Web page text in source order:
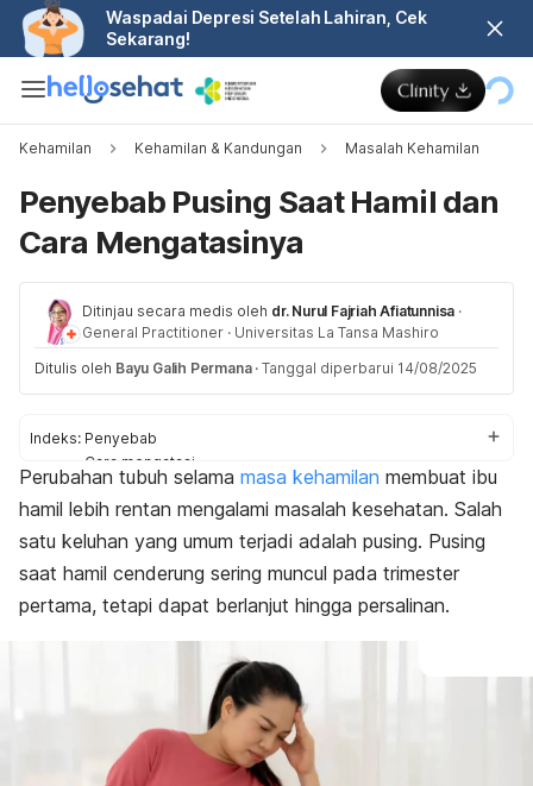
Waspadai Depresi Setelah Lahiran, Cek
Sekarang!
Kehamilan Kehamilan & Kandungan Masalah Kehamilan
Penyebab Pusing Saat Hamil dan
Cara Mengatasinya
Ditinjau secara medis oleh dr. Nurul Fajriah Afiatunnisa ·
General Practitioner · Universitas La Tansa Mashiro
Ditulis oleh Bayu Galih Permana · Tanggal diperbarui 14/08/2025
Indeks: Penyebab
Cara mengatasi
Pencegahan
Perubahan tubuh selama masa kehamilan membuat ibu
hamil lebih rentan mengalami masalah kesehatan. Salah
satu keluhan yang umum terjadi adalah pusing. Pusing
saat hamil cenderung sering muncul pada trimester
pertama, tetapi dapat berlanjut hingga persalinan.